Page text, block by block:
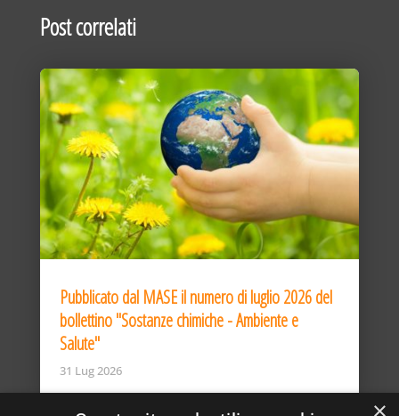
Post correlati
Pubblicato dal MASE il numero di luglio 2026 del
bollettino "Sostanze chimiche - Ambiente e
Salute"
31 Lug 2026